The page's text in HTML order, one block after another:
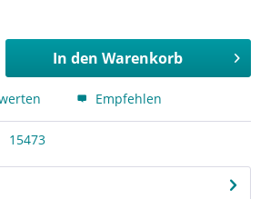
In den Warenkorb
Empfehlen
15473